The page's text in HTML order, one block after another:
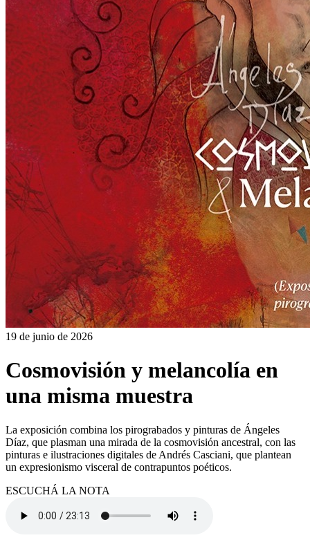
19 de junio de 2026
Cosmovisión y melancolía en
una misma muestra
La exposición combina los pirograbados y pinturas de Ángeles
Díaz, que plasman una mirada de la cosmovisión ancestral, con las
pinturas e ilustraciones digitales de Andrés Casciani, que plantean
un expresionismo visceral de contrapuntos poéticos.
ESCUCHÁ LA NOTA